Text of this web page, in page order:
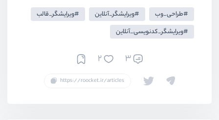
طراحی_وب ویرایشگر_آنلاین
ویرایشگر_قالب
ویرایشگر_کدنویسی_آنلاین
3
2